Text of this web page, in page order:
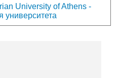
University of Athens -
университета